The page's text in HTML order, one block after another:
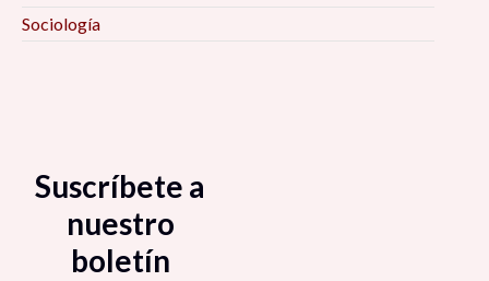
Sociología
Suscríbete a
nuestro
boletín